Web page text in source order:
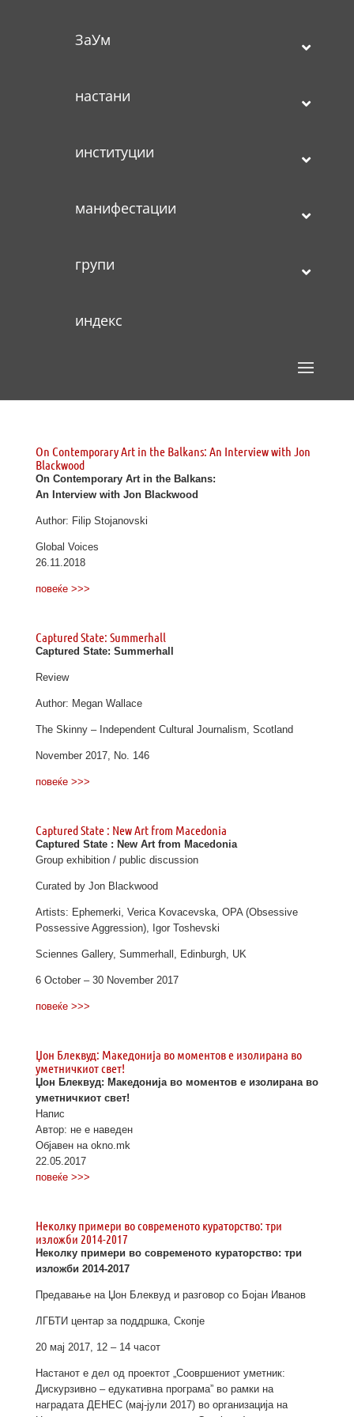
ЗаУм
настани
институции
манифестации
групи
индекс
On Contemporary Art in the Balkans: An Interview with Jon
Blackwood
On Contemporary Art in the Balkans:
An Interview with Jon Blackwood
Author: Filip Stojanovski
Global Voices
26.11.2018
повеќе >>>
Captured State: Summerhall
Captured State: Summerhall
Review
Author: Megan Wallace
The Skinny – Independent Cultural Journalism, Scotland
November 2017, No. 146
повеќе >>>
Captured State : New Art from Macedonia
Captured State : New Art from Macedonia
Group exhibition / public discussion
Curated by Jon Blackwood
Artists: Ephemerki, Verica Kovacevska, OPA (Obsessive
Possessive Aggression), Igor Toshevski
Sciennes Gallery, Summerhall, Edinburgh, UK
6 October – 30 November 2017
повеќе >>>
Џон Блеквуд: Македонија во моментов е изолирана во
уметничкиот свет!
Џон Блеквуд: Македонија во моментов е изолирана во
уметничкиот свет!
Напис
Автор: не е наведен
Објавен на okno.mk
22.05.2017
повеќе >>>
Неколку примери во современото кураторство: три
изложби 2014-2017
Неколку примери во современото кураторство: три
изложби 2014-2017
Предавање на Џон Блеквуд и разговор со Бојан Иванов
ЛГБТИ центар за поддршка, Скопје
20 мај 2017, 12 – 14 часот
Настанот е дел од проектот „Соовршениот уметник:
Дискурзивно – едукативна програма” во рамки на
наградата ДЕНЕС (мај-јули 2017) во организација на